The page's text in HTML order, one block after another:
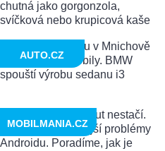
AUTO.CZ
MOBILMANIA.CZ